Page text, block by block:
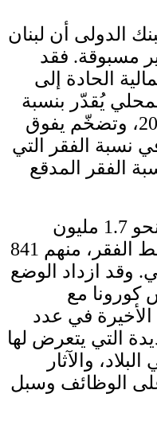
الدولى أن لبنان
مسبوقة. فقد
الحادة إلى
يُقدّر بنسبة
19.2 في المئة في عام 2020، وتضخّم يفوق
في نسبة الفقر التي
نسبة الفقر المدقع
وتشير التقديرات إلى أن نحو 1.7 مليون
شخص قد أصبحوا تحت خط الفقر، منهم 841
وقد ازداد الوضع
مع
الأخيرة في عدد
التي يتعرض لها
والآثار
على الوظائف وسبل